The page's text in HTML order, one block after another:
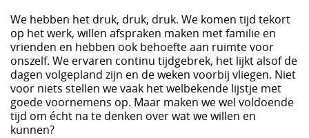
We hebben het druk, druk, druk. We komen tijd tekort
op het werk, willen afspraken maken met familie en
vrienden en hebben ook behoefte aan ruimte voor
onszelf. We ervaren continu tijdgebrek, het lijkt alsof de
dagen volgepland zijn en de weken voorbij vliegen. Niet
voor niets stellen we vaak het welbekende lijstje met
goede voornemens op. Maar maken we wel voldoende
tijd om écht na te denken over wat we willen en
kunnen?